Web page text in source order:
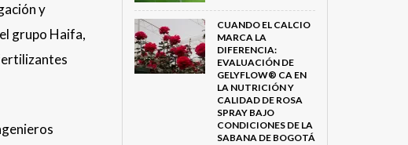
y
grupo Haifa,
CUANDO EL CALCIO
MARCA LA
DIFERENCIA:
EVALUACIÓN DE
GELYFLOW® CA EN
LA NUTRICIÓN Y
CALIDAD DE ROSA
SPRAY BAJO
CONDICIONES DE LA
SABANA DE BOGOTÁ